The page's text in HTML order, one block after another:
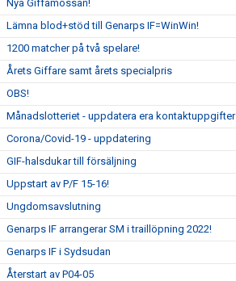
Nya Giffamössan!
Lämna blod+stöd till Genarps IF=WinWin!
1200 matcher på två spelare!
Årets Giffare samt årets specialpris
OBS!
Månadslotteriet - uppdatera era kontaktuppgifter
Corona/Covid-19 - uppdatering
GIF-halsdukar till försäljning
Uppstart av P/F 15-16!
Ungdomsavslutning
Genarps IF arrangerar SM i traillöpning 2022!
Genarps IF i Sydsudan
Återstart av P04-05